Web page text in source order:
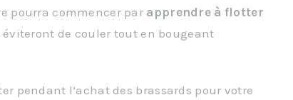
pourra commencer par apprendre à flotter
éviteront de couler tout en bougeant
pendant l’achat des brassards pour votre